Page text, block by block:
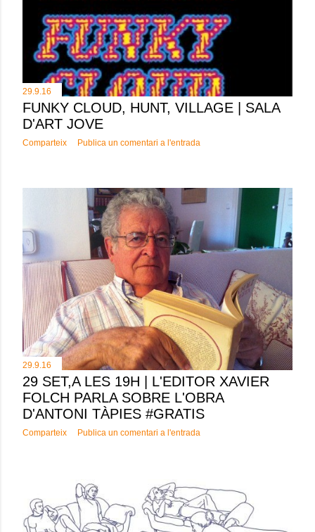
29.9.16
FUNKY CLOUD, HUNT, VILLAGE | SALA
D'ART JOVE
Comparteix Publica un comentari a l'entrada
29.9.16
29 SET,A LES 19H | L'EDITOR XAVIER
FOLCH PARLA SOBRE L'OBRA
D'ANTONI TÀPIES #GRATIS
Comparteix Publica un comentari a l'entrada